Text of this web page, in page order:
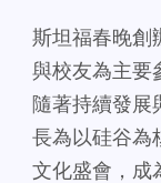
斯坦福春晚創
與校友為主要
隨著持續發展
長為以硅谷為
文化盛會，成